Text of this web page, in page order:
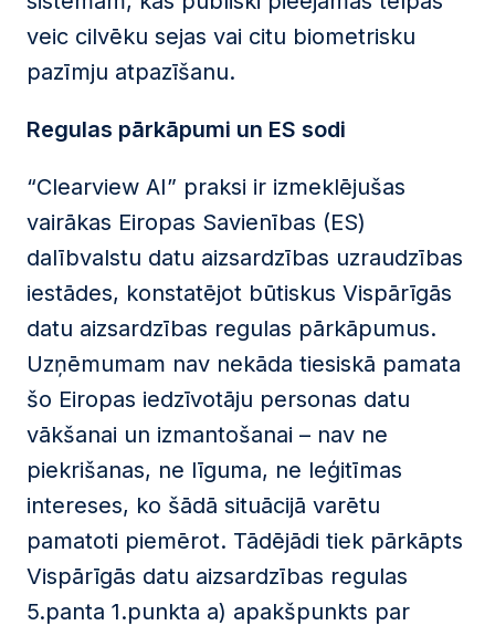
veic cilvēku sejas vai citu biometrisku
pazīmju atpazīšanu.
Regulas pārkāpumi un ES sodi
“Clearview AI” praksi ir izmeklējušas
vairākas Eiropas Savienības (ES)
dalībvalstu datu aizsardzības uzraudzības
iestādes, konstatējot būtiskus Vispārīgās
datu aizsardzības regulas pārkāpumus.
Uzņēmumam nav nekāda tiesiskā pamata
šo Eiropas iedzīvotāju personas datu
vākšanai un izmantošanai – nav ne
piekrišanas, ne līguma, ne leģitīmas
intereses, ko šādā situācijā varētu
pamatoti piemērot. Tādējādi tiek pārkāpts
Vispārīgās datu aizsardzības regulas
5.panta 1.punkta a) apakšpunkts par